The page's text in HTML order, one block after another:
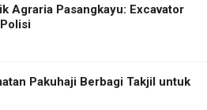
Agraria Pasangkayu: Excavator
Pakuhaji Berbagi Takjil untuk